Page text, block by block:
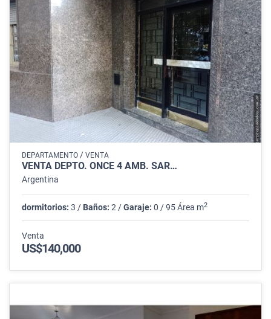
DEPARTAMENTO / VENTA
VENTA DEPTO. ONCE 4 AMB. SAR…
Argentina
dormitorios: 3 / Baños: 2 /Garaje: 0 / 95 Área m2
Venta
US$140,000